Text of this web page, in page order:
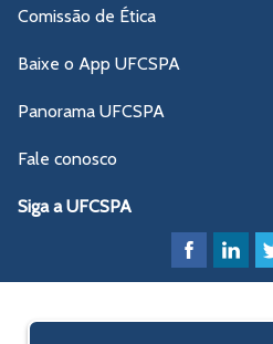
Comissão de Ética
Baixe o App UFCSPA
Panorama UFCSPA
Fale conosco
Siga a UFCSPA